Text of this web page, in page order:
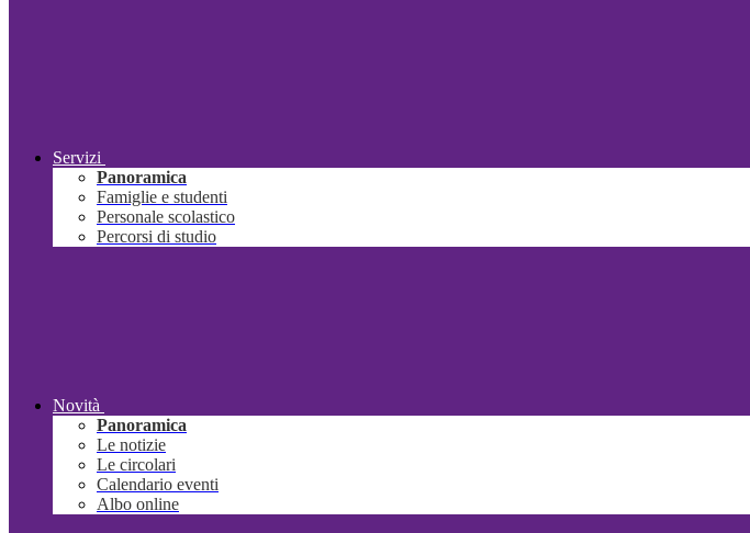
Servizi
Panoramica
Famiglie e studenti
Personale scolastico
Percorsi di studio
Novità
Panoramica
Le notizie
Le circolari
Calendario eventi
Albo online